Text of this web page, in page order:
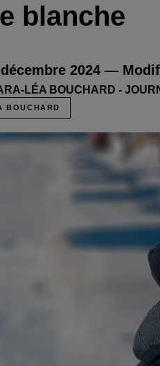
blanche
décembre 2024 —
LÉA BOUCHARD -
BOUCHARD